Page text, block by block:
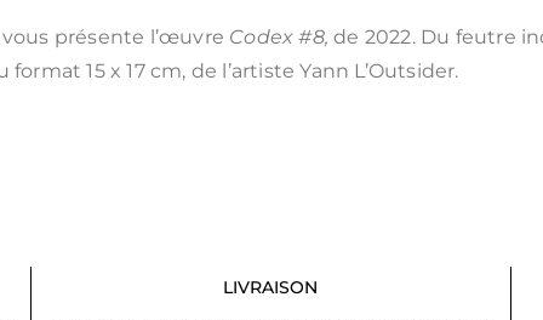
présente l’œuvre Codex #8, de 2022. Du feutre
15 x 17 cm, de l’artiste Yann L’Outsider.
LIVRAISON